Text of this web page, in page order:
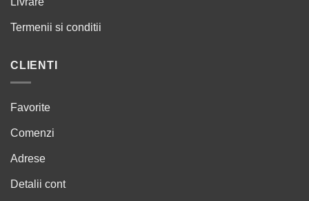
Termenii si conditii
CLIENTI
Favorite
Comenzi
Adrese
Detalii cont